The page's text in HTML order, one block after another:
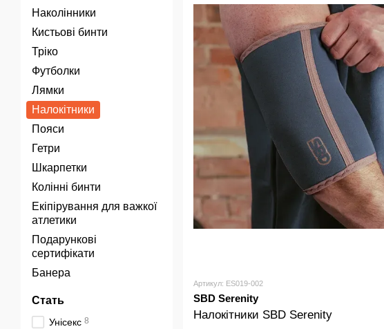
Артикул: ES019-002
SBD Serenity
Налокітники SBD Serenity
Наколінники
Кистьові бинти
Тріко
Футболки
Лямки
Налокітники
Пояси
Гетри
Шкарпетки
Колінні бинти
Екіпірування для важкої
атлетики
Подарункові
сертифікати
Банера
Стать
Унісекс 8